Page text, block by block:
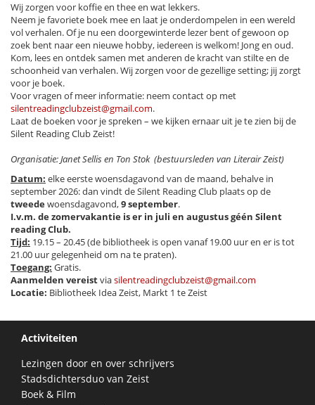
Wij zorgen voor koffie en thee en wat lekkers.
Neem je favoriete boek mee en laat je onderdompelen in een wereld
vol verhalen. Of je nu een doorgewinterde lezer bent of gewoon op
zoek bent naar een nieuwe hobby, iedereen is welkom! Jong en oud.
Kom, lees en ontdek samen met anderen de kracht van stilte en de
schoonheid van verhalen. Wij zorgen voor de gezellige setting; jij zorgt
voor je boek.
Voor vragen of meer informatie: neem contact op met
silentreadingclubzeist@gmail.com.
Laat de boeken voor je spreken – we kijken ernaar uit je te zien bij de
Silent Reading Club Zeist!
Organisatie: Janet Sellis en Ton Stok (bestuursleden van Literair Zeist)
Datum: elke eerste woensdagavond van de maand, behalve in
september 2026: dan vindt de Silent Reading Club plaats op de
tweedewoensdagavond,9 september.
I.v.m. de zomervakantie is er in juli en augustus géén Silent
reading Club.
Tijd: 19.15 – 20.45 (de bibliotheek is open vanaf 19.00 uur en er is tot
21.00 uur gelegenheid om na te praten).
Toegang: Gratis.
Aanmelden vereistviasilentreadingclubzeist@gmail.com
Locatie: Bibliotheek Idea Zeist, Markt 1 te Zeist
Activiteiten
Lezingen door en over schrijvers
Stadsdichtersduo van Zeist
Boek & Film